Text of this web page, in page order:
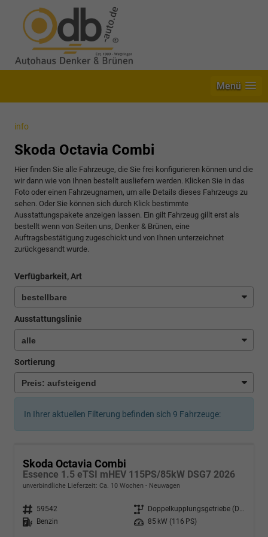
Menü
info
Skoda Octavia Combi
Hier finden Sie alle Fahrzeuge, die Sie frei konfigurieren können und die
wir dann wie von Ihnen bestellt ausliefern werden. Klicken Sie in das
Foto oder einen Fahrzeugnamen, um alle Details dieses Fahrzeugs zu
sehen. Oder Sie können sich durch Klick bestimmte
Ausstattungspakete anzeigen lassen. Ein gilt Fahrzeug gillt erst als
bestellt wenn von Seiten uns, Denker & Brünen, eine
Auftragsbestätigung zugeschickt und von Ihnen unterzeichnet
zurückgesandt wurde.
Verfügbarkeit, Art
Ausstattungslinie
Sortierung
In Ihrer aktuellen Filterung befinden sich 9 Fahrzeuge:
Skoda Octavia Combi
Essence 1.5 eTSI mHEV 115PS/85kW DSG7 2026
unverbindliche Lieferzeit: Ca. 10 Wochen Neuwagen
Fahrzeugnr. 59542 Getriebe
Doppelkupplungsgetriebe (DSG)
Kraftstoff
Benzin Leistung 85 kW (116 PS)